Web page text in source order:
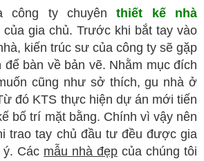
công ty chuyênthiết kế nhà
của gia chủ. Trước khi bắt tay vào
kiến trúc sư của công ty sẽ gặp
bàn về bản vẽ. Nhằm mục đích
cũng như sở thích, gu nhà ở
đó KTS thực hiện dự án mới tiến
bố trí mặt bằng. Chính vì vậy nên
trao tay chủ đầu tư đều được gia
ý. Các mẫu nhà đẹp của chúng tôi